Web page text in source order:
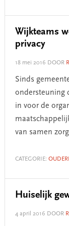
Wijkteams
privacy
18 mei 2016 DOOR
Sinds
ondersteuning
in voor de
van samen
CATEGORIE:
Huiselijk
4 april 2016 DOOR